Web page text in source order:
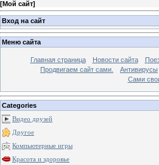
[Мой сайт]
Вход на сайт
Меню сайта
Главная страница Новости сайта
Продвигаем сайт сами.
Антивирусы
Сами
Categories
Видео друзей
Другое
Компьютерные игры
Красота и здоровье